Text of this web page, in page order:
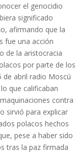
el genocidio
significado
afirmando que la
fue una acción
de la aristocracia
por parte de los
de abril radio Moscú
que calificaban
contra
sirvió para explicar
polacos hechos
pese a haber sido
tras la paz firmada